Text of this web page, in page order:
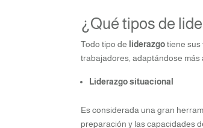
¿Qué tipos de
Todo tipo de liderazgotiene sus
trabajadores, adaptándose más
Liderazgo situacional
Es considerada una gran
preparación y las capacidades